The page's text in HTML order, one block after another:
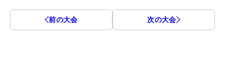
前の大会 次の大会